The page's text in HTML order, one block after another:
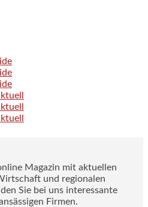
Magazin mit aktuellen
und regionalen
Sie bei uns interessante
Firmen.